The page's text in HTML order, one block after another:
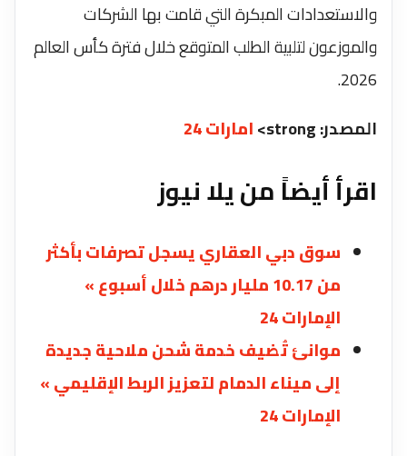
والاستعدادات المبكرة التي قامت بها الشركات
والموزعون لتلبية الطلب المتوقع خلال فترة كأس العالم
2026.
المصدر: strong>
امارات 24
اقرأ أيضاً من يلا نيوز
سوق دبي العقاري يسجل تصرفات بأكثر
من 10.17 مليار درهم خلال أسبوع »
الإمارات 24
موانئ تُضيف خدمة شحن ملاحية جديدة
إلى ميناء الدمام لتعزيز الربط الإقليمي »
الإمارات 24